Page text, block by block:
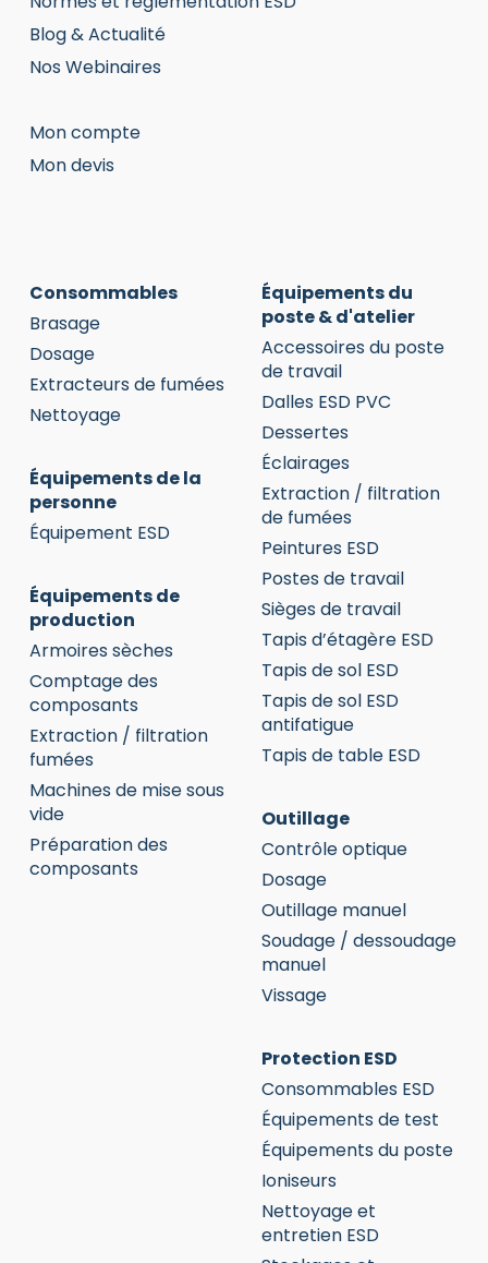
Blog & Actualité
Nos Webinaires
Mon compte
Mon devis
Consommables
Brasage
Dosage
Extracteurs de fumées
Nettoyage
Équipements de la
personne
Équipement ESD
Équipements de
production
Armoires sèches
Comptage des
composants
Extraction / filtration
fumées
Machines de mise sous
vide
Préparation des
composants
Équipements du
poste & d'atelier
Accessoires du poste
de travail
Dalles ESD PVC
Dessertes
Éclairages
Extraction / filtration
de fumées
Peintures ESD
Postes de travail
Sièges de travail
Tapis d’étagère ESD
Tapis de sol ESD
Tapis de sol ESD
antifatigue
Tapis de table ESD
Outillage
Contrôle optique
Dosage
Outillage manuel
Soudage / dessoudage
manuel
Vissage
Protection ESD
Consommables ESD
Équipements de test
Équipements du poste
Ioniseurs
Nettoyage et
entretien ESD